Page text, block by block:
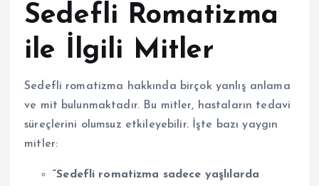
Sedefli Romatizma
ile İlgili Mitler
Sedefli romatizma hakkında birçok yanlış anlama
ve mit bulunmaktadır. Bu mitler, hastaların tedavi
süreçlerini olumsuz etkileyebilir. İşte bazı yaygın
mitler:
“Sedefli romatizma sadece yaşlılarda